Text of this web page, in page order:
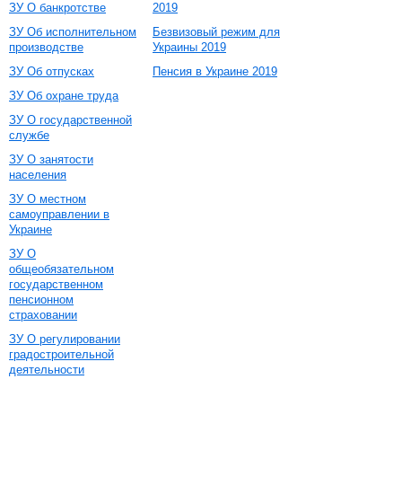
ЗУ О банкротстве
ЗУ Об исполнительном
производстве
ЗУ Об отпусках
ЗУ Об охране труда
ЗУ О государственной
службе
ЗУ О занятости
населения
ЗУ О местном
самоуправлении в
Украине
ЗУ О
общеобязательном
государственном
пенсионном
страховании
ЗУ О регулировании
градостроительной
деятельности
2019
Безвизовый режим для
Украины 2019
Пенсия в Украине 2019